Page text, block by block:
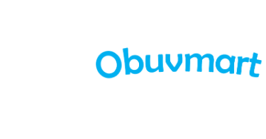
к
навигации
к
содержимому